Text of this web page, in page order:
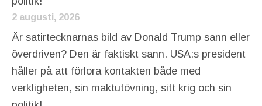
2 augusti, 2026
Är satirtecknarnas bild av Donald Trump sann eller
överdriven? Den är faktiskt sann. USA:s president
håller på att förlora kontakten både med
verkligheten, sin maktutövning, sitt krig och sin